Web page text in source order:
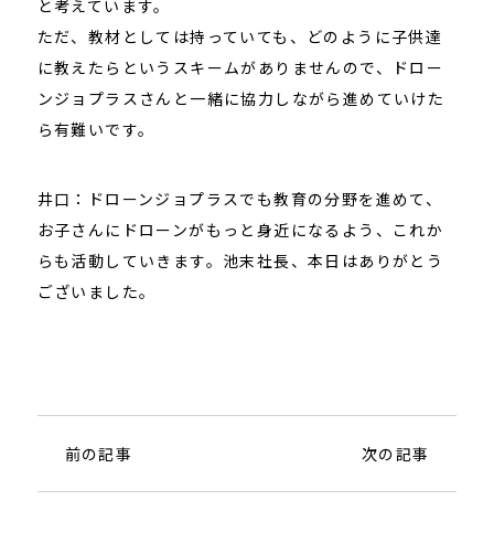
と考えています。
ただ、教材としては持っていても、どのように子供達
に教えたらというスキームがありませんので、ドロー
ンジョプラスさんと一緒に協力しながら進めていけた
ら有難いです。
井口：ドローンジョプラスでも教育の分野を進めて、
お子さんにドローンがもっと身近になるよう、これか
らも活動していきます。池末社長、本日はありがとう
ございました。
前の記事 次の記事